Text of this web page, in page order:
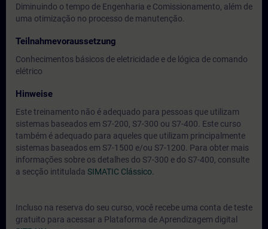
Diminuindo o tempo de Engenharia e Comissionamento, além de
uma otimização no processo de manutenção.
Teilnahmevoraussetzung
Conhecimentos básicos de eletricidade e de lógica de comando
elétrico
Hinweise
Este treinamento não é adequado para pessoas que utilizam
sistemas baseados em S7-200, S7-300 ou S7-400. Este curso
também é adequado para aqueles que utilizam principalmente
sistemas baseados em S7-1500 e/ou S7-1200. Para obter mais
informações sobre os detalhes do S7-300 e do S7-400, consulte
a secção intitulada SIMATIC Clássico.
Incluso na reserva do seu curso, você recebe uma conta de teste
gratuito para acessar a Plataforma de Aprendizagem digital